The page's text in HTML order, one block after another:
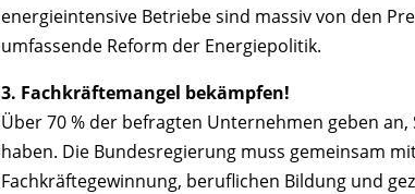
energieintensive Betriebe sind massiv von den
umfassende Reform der Energiepolitik.
3. Fachkräftemangel bekämpfen!
Über 70 % der befragten Unternehmen geben
haben. Die Bundesregierung muss gemeinsam
Fachkräftegewinnung, beruflichen Bildung und